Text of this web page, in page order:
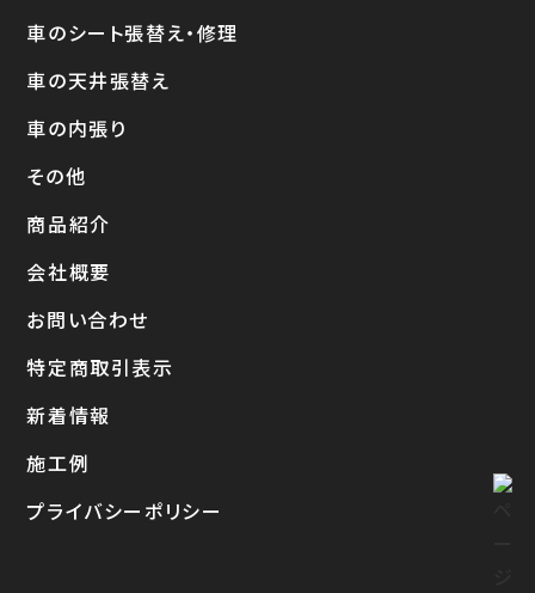
車のシート張替え・修理
車の天井張替え
車の内張り
その他
商品紹介
会社概要
お問い合わせ
特定商取引表示
新着情報
施工例
プライバシーポリシー